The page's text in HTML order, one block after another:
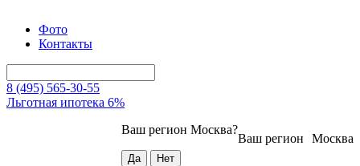
Фото
Контакты
8 (495) 565-30-55
Льготная ипотека 6%
Москва
Ваш регион
Ваш регион Москва?